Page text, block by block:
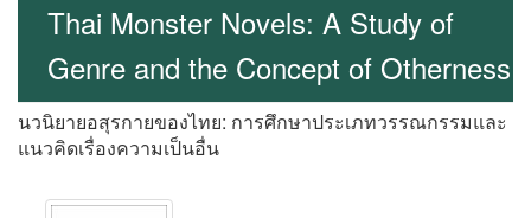
Thai Monster Novels: A Study of
Genre and the Concept of Otherness
นวนิยายอสุรกายของไทย: การศึกษาประเภทวรรณกรรมและ
แนวคิดเรื่องความเป็นอื่น